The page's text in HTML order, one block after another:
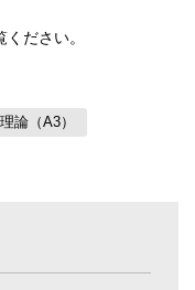
ださい。
論（A3）